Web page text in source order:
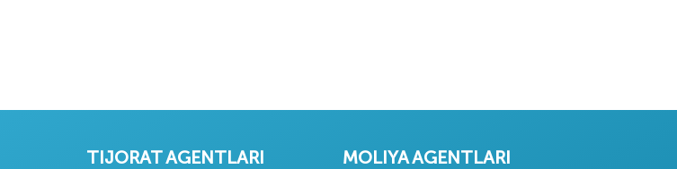
TIJORAT AGENTLARI MOLIYA AGENTLARI